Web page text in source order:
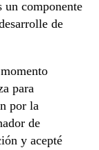
un componente
de
para
por la
de
y acepté